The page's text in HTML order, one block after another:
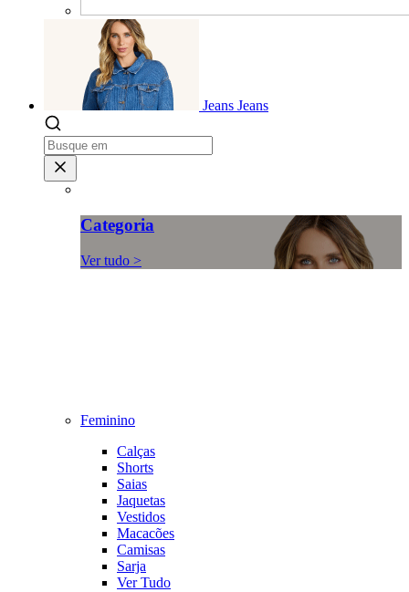
Jeans Jeans
Categoria
Ver tudo >
Feminino
Calças
Shorts
Saias
Jaquetas
Vestidos
Macacões
Camisas
Sarja
Ver Tudo